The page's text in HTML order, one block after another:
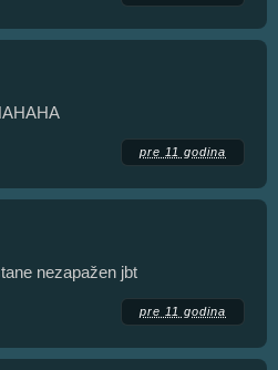
pre 11 godina
nezapažen jbt
pre 11 godina